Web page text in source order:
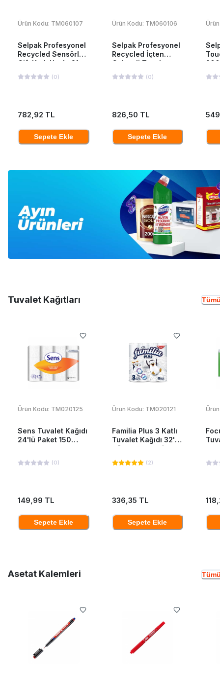
Ürün Kodu: TM060107
Selpak Profesyonel
Recycled Sensörlü
Çift Katlı Havlu 21
(0)
782,92 TL
Sepete Ekle
Ürün Kodu: TM060106
Selpak Profesyonel
Recycled İçten
Çekmeli Tuvalet
(0)
826,50 TL
Sepete Ekle
Tuvalet Kağıtları
Ürün Kodu: TM020125
Sens Tuvalet Kağıdı
24'lü Paket 150
Yaprak
(0)
149,99 TL
Sepete Ekle
Ürün Kodu: TM020121
Familia Plus 3 Katlı
Tuvalet Kağıdı 32'li
Süper Ekonomik
(2)
336,35 TL
Sepete Ekle
Asetat Kalemleri